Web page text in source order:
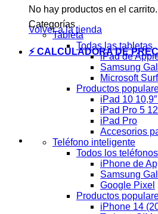
No hay productos en el carrito.
Volver a la tienda
⚡ CALCULADORA DE
Categorías
Tableta
Todas las tabletas
iPad de
Samsung
Microsoft
Productos
iPad 10
iPad Pro 5
iPad Pro
Accesorios
Teléfono inteligente
Todos los
iPhone de
Samsung
Google Pixel
Productos
iPhone 14